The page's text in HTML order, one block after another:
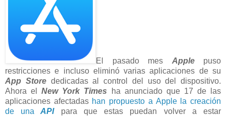
El pasado mes Apple puso
restricciones e incluso eliminó varias aplicaciones de su
App Storededicadas al control del uso del dispositivo.
Ahora elNew York Times ha anunciado que 17 de las
aplicaciones afectadas han propuesto a Apple la creación
de una APIpara que estas puedan volver a estar